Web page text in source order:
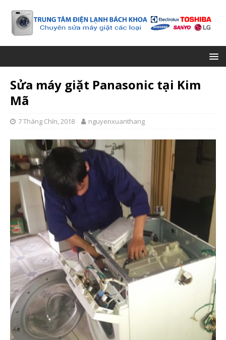
Sửa máy giặt Panasonic tại Kim
Mã
7 Tháng Chín, 2018 nguyenxuanthang